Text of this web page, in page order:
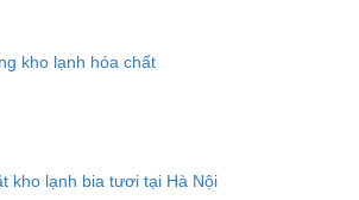
kho lạnh hóa chất
kho lạnh bia tươi tại Hà Nội